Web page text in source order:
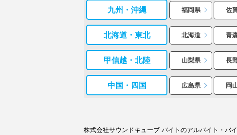
九州・沖縄 福岡県 佐
北海道・東北 北海道 青
甲信越・北陸 山梨県 長
中国・四国 広島県 岡
株式会社サウンドキューブ バイトのアルバイト・バ